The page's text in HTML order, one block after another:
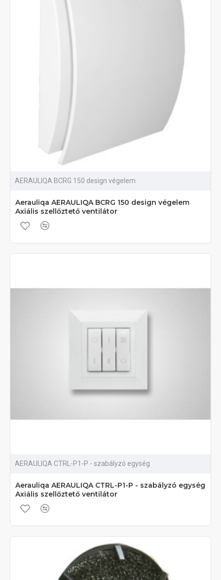
AERAULIQA BCRG 150 design végelem
Aerauliqa AERAULIQA BCRG 150 design végelem
Axiális szellőztető ventilátor
AERAULIQA CTRL-P1-P - szabályzó egység
Aerauliqa AERAULIQA CTRL-P1-P - szabályzó egység
Axiális szellőztető ventilátor